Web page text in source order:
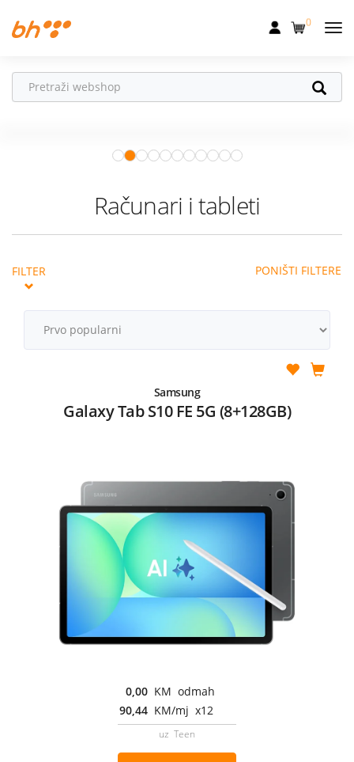
Fiksna
Akcije
Podrška
0
Ne propusti
od 04.08.–31.08. očekuju te
super pokloni!
Računari i tableti
FILTER PONIŠTI FILTERE
Samsung
Galaxy Tab S10 FE 5G (8+128GB)
0,00 KM odmah
90,44 KM/mj x12
uz Teen